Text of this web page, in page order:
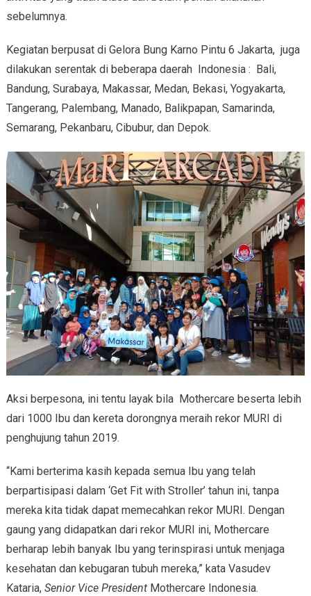
sebelumnya.
Kegiatan berpusat di Gelora Bung Karno Pintu 6 Jakarta, juga
dilakukan serentak di beberapa daerah Indonesia : Bali,
Bandung, Surabaya, Makassar, Medan, Bekasi, Yogyakarta,
Tangerang, Palembang, Manado, Balikpapan, Samarinda,
Semarang, Pekanbaru, Cibubur, dan Depok.
Aksi berpesona, ini tentu layak bila Mothercare beserta lebih
dari 1000 Ibu dan kereta dorongnya meraih rekor MURI di
penghujung tahun 2019.
“Kami berterima kasih kepada semua Ibu yang telah
berpartisipasi dalam ‘Get Fit with Stroller’ tahun ini, tanpa
mereka kita tidak dapat memecahkan rekor MURI. Dengan
gaung yang didapatkan dari rekor MURI ini, Mothercare
berharap lebih banyak Ibu yang terinspirasi untuk menjaga
kesehatan dan kebugaran tubuh mereka,” kata Vasudev
Kataria, Senior Vice President Mothercare Indonesia.